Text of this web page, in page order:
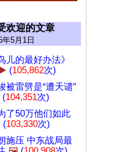
欢迎的文章
年5月1日
儿的最好办法》
▶️ (105,862次)
被雷劈是“遭天谴”
(104,351次)
了50万他们如此
(103,330次)
施压 中东战局最